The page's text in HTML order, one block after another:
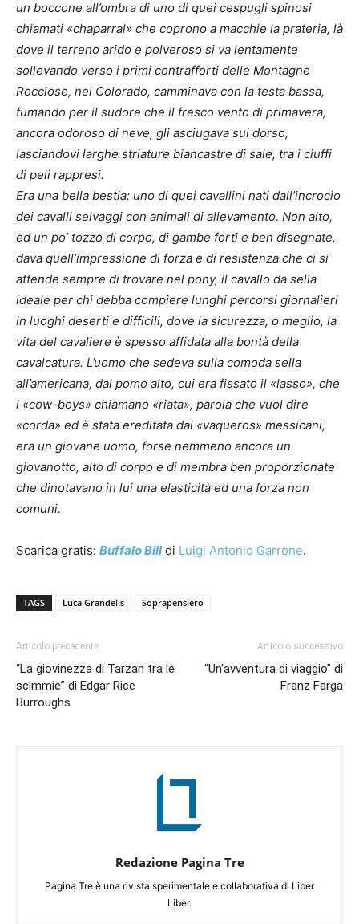
un boccone all’ombra di uno di quei cespugli spinosi
chiamati «chaparral» che coprono a macchie la prateria, là
dove il terreno arido e polveroso si va lentamente
sollevando verso i primi contrafforti delle Montagne
Rocciose, nel Colorado, camminava con la testa bassa,
fumando per il sudore che il fresco vento di primavera,
ancora odoroso di neve, gli asciugava sul dorso,
lasciandovi larghe striature biancastre di sale, tra i ciuffi
di peli rappresi.
Era una bella bestia: uno di quei cavallini nati dall’incrocio
dei cavalli selvaggi con animali di allevamento. Non alto,
ed un po’ tozzo di corpo, di gambe forti e ben disegnate,
dava quell’impressione di forza e di resistenza che ci si
attende sempre di trovare nel pony, il cavallo da sella
ideale per chi debba compiere lunghi percorsi giornalieri
in luoghi deserti e difficili, dove la sicurezza, o meglio, la
vita del cavaliere è spesso affidata alla bontà della
cavalcatura. L’uomo che sedeva sulla comoda sella
all’americana, dal pomo alto, cui era fissato il «lasso», che
i «cow-boys» chiamano «riata», parola che vuol dire
«corda» ed è stata ereditata dai «vaqueros» messicani,
era un giovane uomo, forse nemmeno ancora un
giovanotto, alto di corpo e di membra ben proporzionate
che dinotavano in lui una elasticità ed una forza non
comuni.
Scarica gratis: Buffalo Billdi Luigi Antonio Garrone.
TAGS Luca Grandelis Soprapensiero
Articolo precedente
“La giovinezza di Tarzan tra le
scimmie” di Edgar Rice
Burroughs
Articolo successivo
“Un’avventura di viaggio” di
Franz Farga
Redazione Pagina Tre
Pagina Tre è una rivista sperimentale e collaborativa di Liber
Liber.